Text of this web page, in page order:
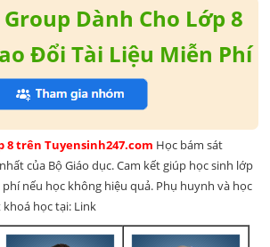
Dành Cho Lớp 8
Đổi Tài Liệu Miễn Phí
8 trên Tuyensinh247.com Học bám sát
của Bộ Giáo dục. Cam kết giúp học sinh lớp
nếu học không hiệu quả. Phụ huynh và học
học tại: Link